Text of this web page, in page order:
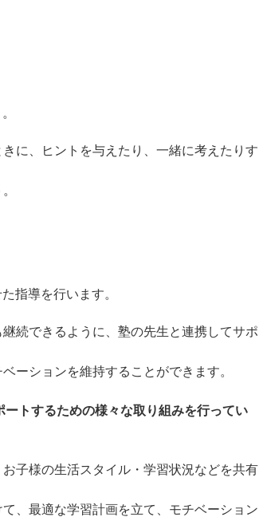
に、ヒントを与えたり、一緒に考えたりす
指導を行います。
続できるように、塾の先生と連携してサポ
ーションを維持することができます。
トするための様々な取り組みを行ってい
子様の生活スタイル・学習状況などを共有
、最適な学習計画を立て、モチベーション